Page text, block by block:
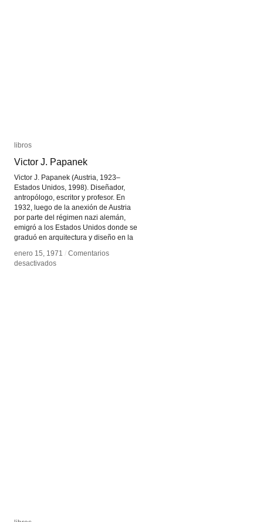
libros
Victor J. Papanek
Victor J. Papanek (Austria, 1923–
Estados Unidos, 1998). Diseñador,
antropólogo, escritor y profesor. En
1932, luego de la anexión de Austria
por parte del régimen nazi alemán,
emigró a los Estados Unidos donde se
graduó en arquitectura y diseño en la
enero 15, 1971 / Comentarios
desactivadosen
libros
Victor J. Papanek
enero 15, 1971 / Comentarios
desactivadosen